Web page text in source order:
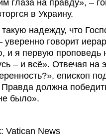
глаза на правду», –
в Украину.
надежду, что
уверенно говорит
и я первую проповедь
– и всё». Отвечая на
епископ
Правда должна
было».
Vatican News